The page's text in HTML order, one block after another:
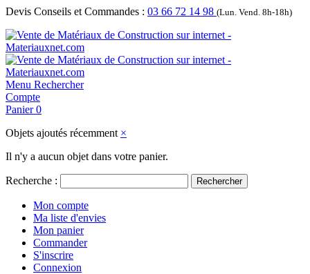
Devis Conseils et Commandes : 03 66 72 14 98 (Lun. Vend. 8h-18h)
Menu Rechercher
Compte
Panier 0
Objets ajoutés récemment ×
Il n'y a aucun objet dans votre panier.
Recherche : Rechercher
Mon compte
Ma liste d'envies
Mon panier
Commander
S'inscrire
Connexion